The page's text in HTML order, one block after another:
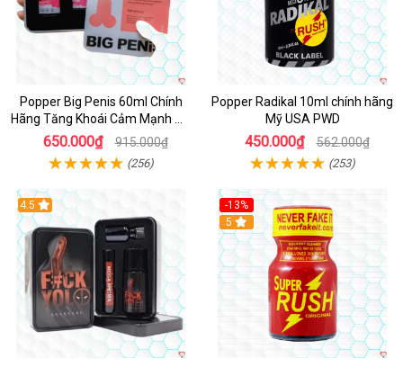
Popper Big Penis 60ml Chính
Hãng Tăng Khoái Cảm Mạnh Mẽ
An Toàn
650.000₫ 915.000₫
(256)
Popper Radikal 10ml chính hãng
Mỹ USA PWD
450.000₫ 562.000₫
(253)
4.5
-13%
Hot
5